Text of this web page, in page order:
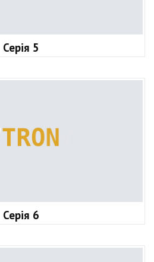
Серія 5
Серія 6